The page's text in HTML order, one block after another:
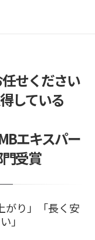
せください
している
エキスパー
受賞
がり」「長く安
」